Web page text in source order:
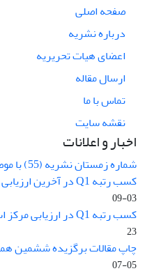
صفحه اصلی
درباره نشریه
اعضای هیات تحریریه
ارسال مقاله
تماس با ما
نقشه سایت
اخبار و اعلانات
شماره زمستان نشریه (55) با موضوع کرونا منتشر شد.
کسب رتبه Q1 در آخرین ارزیابی پایگاه جامع علوم استنادی ...
03-09
کسب رتبه Q1 در ارزیابی مرکز استنادی علوم جهان اسلام ...
23
چاپ مقالات برگزیده ششمین
05-07